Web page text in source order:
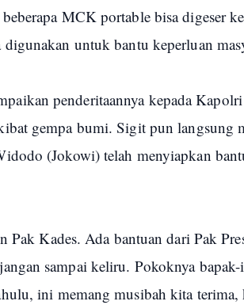
MCK portable bisa digeser
digunakan untuk bantu keperluan
penderitaannya kepada
gempa bumi. Sigit pun langsung
(Jokowi) telah menyiapkan
Pak Kades. Ada bantuan dari Pak
sampai keliru. Pokoknya
ini memang musibah kita terima,